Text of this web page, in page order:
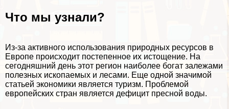
Что мы узнали?
Из-за активного использования природных ресурсов в
Европе происходит постепенное их истощение. На
сегодняшний день этот регион наиболее богат залежами
полезных ископаемых и лесами. Еще одной значимой
статьей экономики является туризм. Проблемой
европейских стран является дефицит пресной воды.